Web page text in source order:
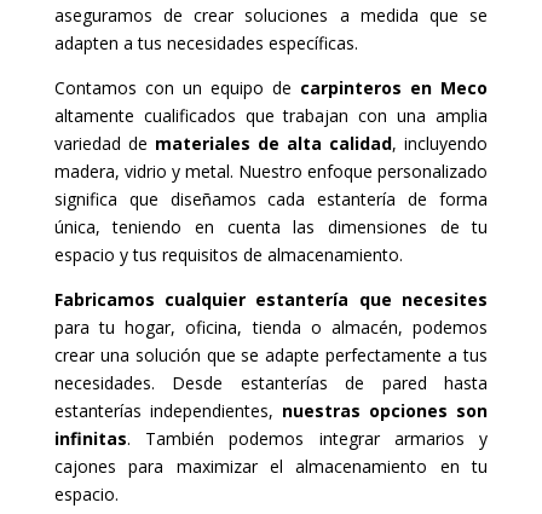
aseguramos de crear soluciones a medida que se
adapten a tus necesidades específicas.
Contamos con un equipo de carpinteros en Meco
altamente cualificados que trabajan con una amplia
variedad de materiales de alta calidad, incluyendo
madera, vidrio y metal. Nuestro enfoque personalizado
significa que diseñamos cada estantería de forma
única, teniendo en cuenta las dimensiones de tu
espacio y tus requisitos de almacenamiento.
Fabricamos cualquier estantería que necesites
para tu hogar, oficina, tienda o almacén, podemos
crear una solución que se adapte perfectamente a tus
necesidades. Desde estanterías de pared hasta
estanterías independientes, nuestras opciones son
infinitas. También podemos integrar armarios y
cajones para maximizar el almacenamiento en tu
espacio.